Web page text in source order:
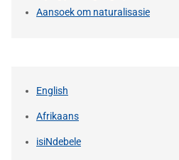
Aansoek om naturalisasie
English
Afrikaans
isiNdebele